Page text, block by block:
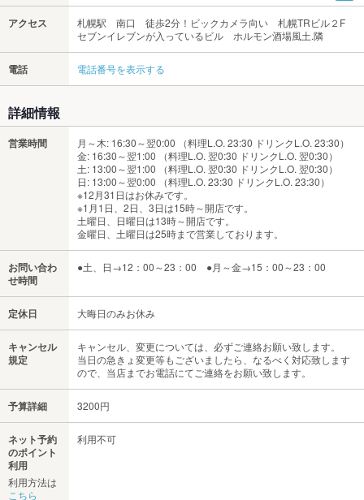
アクセス
札幌駅 南口 徒歩2分！ビックカメラ向い 札幌TRビル２F
セブンイレブンが入っているビル ホルモン酒場風土.隣
電話 電話番号を表示する
詳細情報
営業時間
月～木: 16:30～翌0:00 （料理L.O. 23:30 ドリンクL.O. 23:30）
金: 16:30～翌1:00 （料理L.O. 翌0:30 ドリンクL.O. 翌0:30）
土: 13:00～翌1:00 （料理L.O. 翌0:30 ドリンクL.O. 翌0:30）
日: 13:00～翌0:00 （料理L.O. 23:30 ドリンクL.O. 23:30）
※12月31日はお休みです。
※1月1日、2日、3日は15時～開店です。
土曜日、日曜日は13時～開店です。
金曜日、土曜日は25時まで営業しております。
お問い合わ
せ時間
●土、日→12：00～23：00 ●月～金→15：00～23：00
定休日 大晦日のみお休み
キャンセル
規定
キャンセル、変更については、必ずご連絡お願い致します。
当日の急きょ変更等もございましたら、なるべく対応致します
ので、当店までお電話にてご連絡をお願い致します。
予算詳細 3200円
ネット予約
のポイント
利用
利用方法は
こちら
利用不可